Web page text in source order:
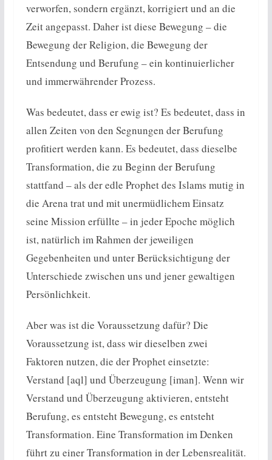
verworfen, sondern ergänzt, korrigiert und an die
Zeit angepasst. Daher ist diese Bewegung – die
Bewegung der Religion, die Bewegung der
Entsendung und Berufung – ein kontinuierlicher
und immerwährender Prozess.
Was bedeutet, dass er ewig ist? Es bedeutet, dass in
allen Zeiten von den Segnungen der Berufung
profitiert werden kann. Es bedeutet, dass dieselbe
Transformation, die zu Beginn der Berufung
stattfand – als der edle Prophet des Islams mutig in
die Arena trat und mit unermüdlichem Einsatz
seine Mission erfüllte – in jeder Epoche möglich
ist, natürlich im Rahmen der jeweiligen
Gegebenheiten und unter Berücksichtigung der
Unterschiede zwischen uns und jener gewaltigen
Persönlichkeit.
Aber was ist die Voraussetzung dafür? Die
Voraussetzung ist, dass wir dieselben zwei
Faktoren nutzen, die der Prophet einsetzte:
Verstand [aql] und Überzeugung [iman]. Wenn wir
Verstand und Überzeugung aktivieren, entsteht
Berufung, es entsteht Bewegung, es entsteht
Transformation. Eine Transformation im Denken
führt zu einer Transformation in der Lebensrealität.